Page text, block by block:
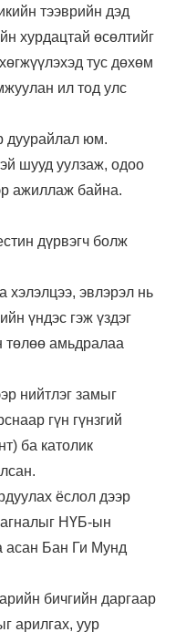
тээврийн дэд
хурдацтай өсөлтийг
тус дөхөм
ил тод улс
дуурайлал юм.
шууд уулзаж, одоо
ажиллаж байна.
дүрвэгч болж
эвлэрэл нь
үндэс гэж үздэг
амьдралаа
нийтлэг замыг
гүн гүнзгий
ба католик
ёслол дээр
НҮБ-ын
асан Бан Ги Мунд
бичгийн даргаар
арилгах, уур